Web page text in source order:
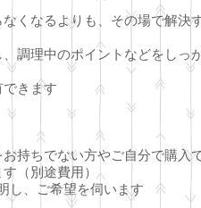
くなるよりも、その場で解決
、調理中のポイントなどをしっ
きます
お持ちでない方やご自分で購入
（別途費用）
し、ご希望を伺います